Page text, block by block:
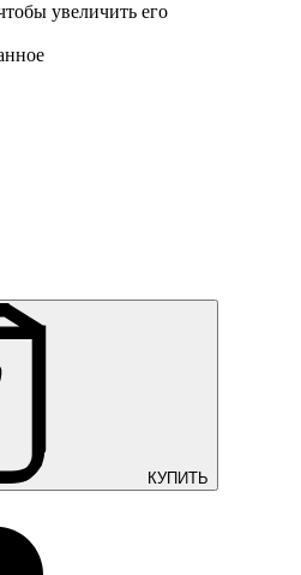
увеличить его
КУПИТЬ